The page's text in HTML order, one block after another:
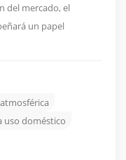
del mercado, el
un papel
uso doméstico